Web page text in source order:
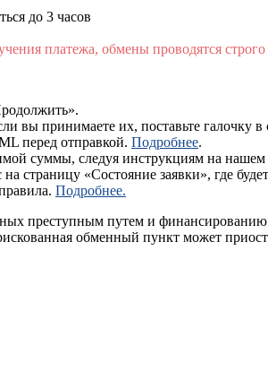
до 3 часов
платежа, обмены проводятся строго
вы принимаете их, поставьте
перед отправкой. Подробнее.
суммы, следуя инструкциям на нашем
страницу «Состояние заявки», где
Подробнее.
преступным путем и
обменный пункт может